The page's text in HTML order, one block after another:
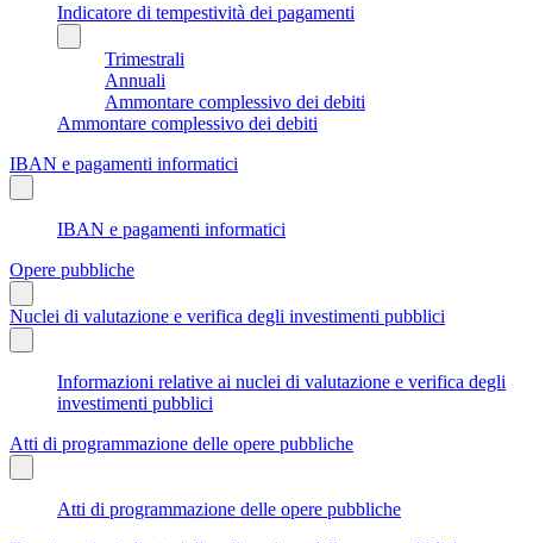
Indicatore di tempestività dei pagamenti
Trimestrali
Annuali
Ammontare complessivo dei debiti
Ammontare complessivo dei debiti
IBAN e pagamenti informatici
IBAN e pagamenti informatici
Opere pubbliche
Nuclei di valutazione e verifica degli investimenti pubblici
Informazioni relative ai nuclei di valutazione e verifica degli
investimenti pubblici
Atti di programmazione delle opere pubbliche
Atti di programmazione delle opere pubbliche